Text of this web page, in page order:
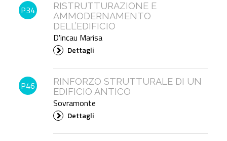
P34
RISTRUTTURAZIONE E
AMMODERNAMENTO
DELL’EDIFICIO
D'incau Marisa
Dettagli
P46
RINFORZO STRUTTURALE DI UN
EDIFICIO ANTICO
Sovramonte
Dettagli